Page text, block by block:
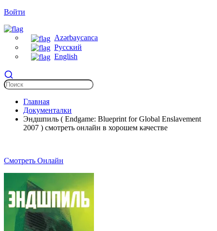
Войти
Azərbaycanca
Русский
English
Главная
Документалки
Эндшпиль ( Endgame: Blueprint for Global Enslavement
2007 ) смотреть онлайн в хорошем качестве
Смотреть Онлайн